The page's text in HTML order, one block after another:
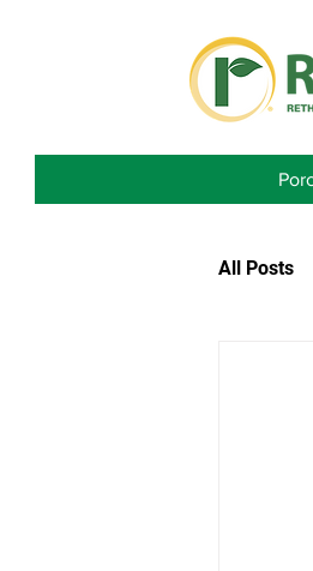
All Posts